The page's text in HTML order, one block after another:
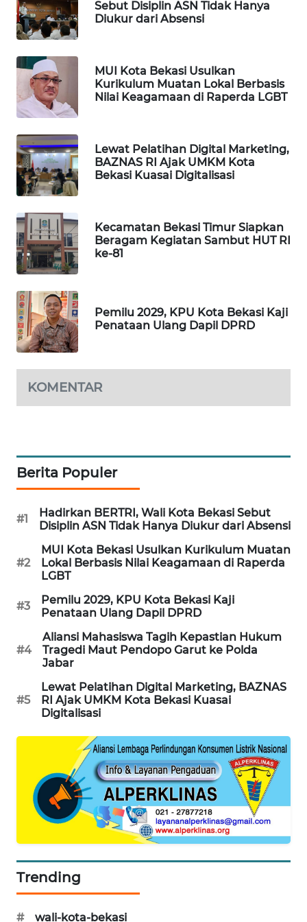
Sebut Disiplin ASN Tidak Hanya
Diukur dari Absensi
MUI Kota Bekasi Usulkan
Kurikulum Muatan Lokal Berbasis
Nilai Keagamaan di Raperda LGBT
Lewat Pelatihan Digital Marketing,
BAZNAS RI Ajak UMKM Kota
Bekasi Kuasai Digitalisasi
Kecamatan Bekasi Timur Siapkan
Beragam Kegiatan Sambut HUT RI
ke-81
Pemilu 2029, KPU Kota Bekasi Kaji
Penataan Ulang Dapil DPRD
KOMENTAR
Berita Populer
#1
Hadirkan BERTRI, Wali Kota Bekasi Sebut
Disiplin ASN Tidak Hanya Diukur dari Absensi
#2
MUI Kota Bekasi Usulkan Kurikulum Muatan
Lokal Berbasis Nilai Keagamaan di Raperda
LGBT
#3
Pemilu 2029, KPU Kota Bekasi Kaji
Penataan Ulang Dapil DPRD
#4
Aliansi Mahasiswa Tagih Kepastian Hukum
Tragedi Maut Pendopo Garut ke Polda
Jabar
#5
Lewat Pelatihan Digital Marketing, BAZNAS
RI Ajak UMKM Kota Bekasi Kuasai
Digitalisasi
Trending
#
wali-kota-bekasi
ID
MAWAKA
ID
MARTABAT
NET
PLN
WATCH
MKLI
LPKKI
LKKI
KOPEKLIN
PORTAL
KONSUMEN
FORWAMKI
NEWS
SITUNGIR
NEWS
SIDIKALANG
NEWS
SIBARAGAS
NEWS
METRO
SIANTAR
MEDAN
NEWS
JAKARTA
NEWS
KRT
NEWS